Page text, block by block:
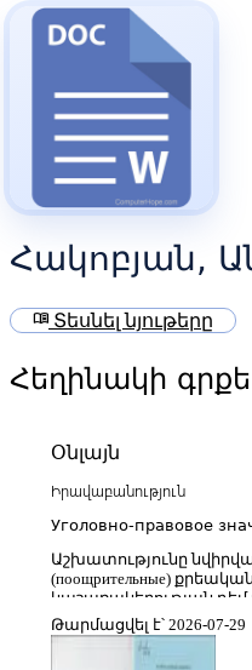
Հակոբյան,
menu_book Տեսնել նյութերը
Հեղինակի
Օնլայն
Իրավաբանություն
Уголовно-правовое
правовой анализ)
Աշխատությունը
(поощрительные)
կաշառակերության դեմ
համեմատական-
շրջանակում։ Հեղինակը
իրավական
Թարմացվել է՝ 2026-07-29